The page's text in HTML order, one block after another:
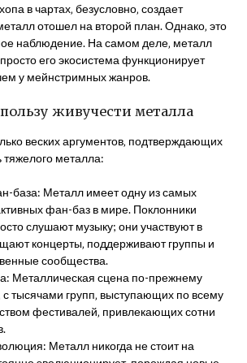
в чартах‚ безусловно‚ создает
отошел на второй план. Однако‚ это
наблюдение. На самом деле‚ металл
его экосистема функционирует
у мейнстримных жанров.
живучести металла
веских аргументов‚ подтверждающих
тяжелого металла:
база: Металл имеет одну из самых
фан-баз в мире. Поклонники
слушают музыку; они участвуют в
концерты‚ поддерживают группы и
сообщества.
Металлическая сцена по-прежнему
с тысячами групп‚ выступающих по всему
фестивалей‚ привлекающих сотни
Металл никогда не стоит на